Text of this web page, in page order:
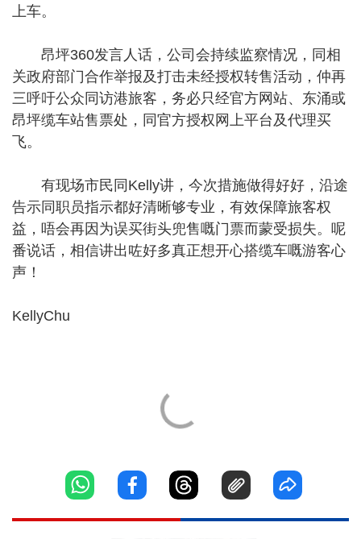
上车。
昂坪360发言人话，公司会持续监察情况，同相
关政府部门合作举报及打击未经授权转售活动，仲再
三呼吁公众同访港旅客，务必只经官方网站、东涌或
昂坪缆车站售票处，同官方授权网上平台及代理买
飞。
有现场市民同Kelly讲，今次措施做得好好，沿途
告示同职员指示都好清晰够专业，有效保障旅客权
益，唔会再因为误买街头兜售嘅门票而蒙受损失。呢
番说话，相信讲出咗好多真正想开心搭缆车嘅游客心
声！
KellyChu